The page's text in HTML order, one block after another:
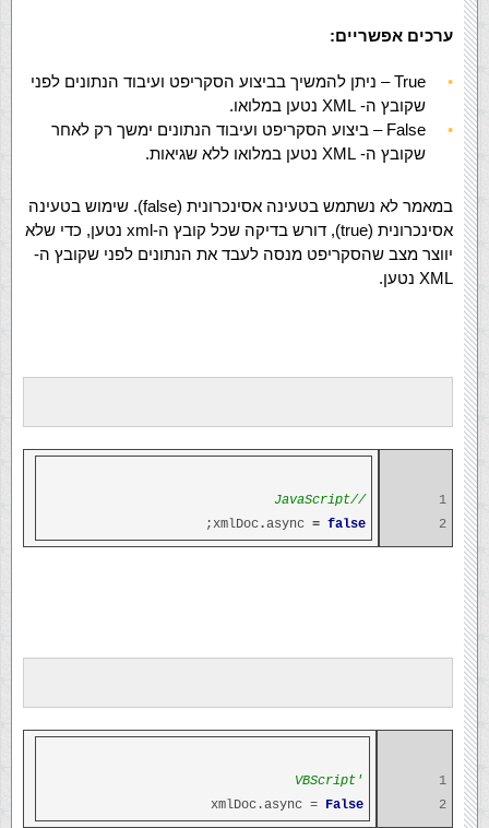
ערכים אפשריים:
True – ניתן להמשיך בביצוע הסקריפט ועיבוד הנתונים לפני
שקובץ ה- XML נטען במלואו.
False – ביצוע הסקריפט ועיבוד הנתונים ימשך רק לאחר
שקובץ ה- XML נטען במלואו ללא שגיאות.
במאמר לא נשתמש בטעינה אסינכרונית (false). שימוש בטעינה
אסינכרונית (true), דורש בדיקה שכל קובץ ה-xml נטען, כדי שלא
יווצר מצב שהסקריפט מנסה לעבד את הנתונים לפני שקובץ ה-
XML נטען.
1
2
//JavaScript
xmlDoc.async = false
;
1
2
'VBScript
xmlDoc.async = False